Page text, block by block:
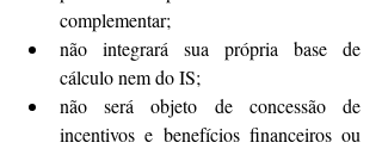
complementar;
não integrará sua própria base de
cálculo nem do IS;
não será objeto de concessão de
incentivos e benefícios financeiros ou